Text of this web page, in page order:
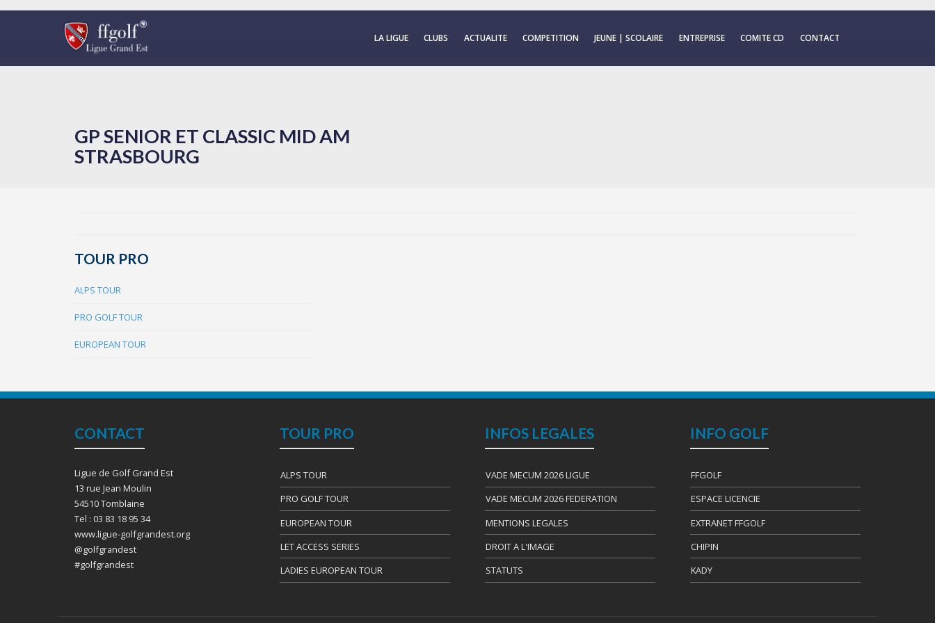
LA LIGUE CLUBS ACTUALITE COMPETITION JEUNE | SCOLAIRE ENTREPRISE COMITE CD CONTACT
GP SENIOR ET CLASSIC MID AM
STRASBOURG
TOUR PRO
ALPS TOUR
PRO GOLF TOUR
EUROPEAN TOUR
CONTACT
Ligue de Golf Grand Est
13 rue Jean Moulin
54510 Tomblaine
Tel : 03 83 18 95 34
www.ligue-golfgrandest.org
@golfgrandest
#golfgrandest
TOUR PRO
ALPS TOUR
PRO GOLF TOUR
EUROPEAN TOUR
LET ACCESS SERIES
LADIES EUROPEAN TOUR
INFOS LEGALES
VADE MECUM 2026 LIGUE
VADE MECUM 2026 FEDERATION
MENTIONS LEGALES
DROIT A L'IMAGE
STATUTS
INFO GOLF
FFGOLF
ESPACE LICENCIE
EXTRANET FFGOLF
CHIPIN
KADY